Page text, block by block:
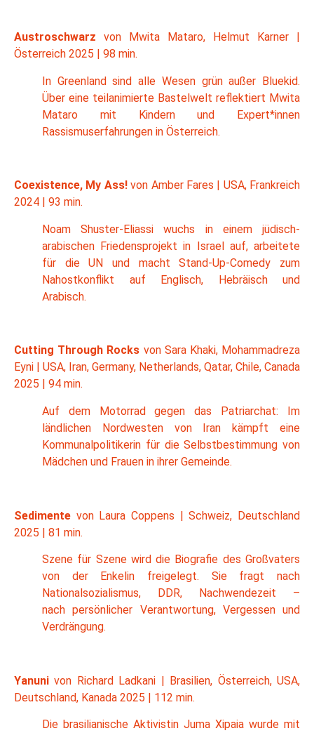
Austroschwarz von Mwita Mataro, Helmut Karner |
Österreich 2025 | 98 min.
In Greenland sind alle Wesen grün außer Bluekid.
Über eine teilanimierte Bastelwelt reflektiert Mwita
Mataro mit Kindern und Expert*innen
Rassismuserfahrungen in Österreich.
Coexistence, My Ass!von Amber Fares | USA, Frankreich
2024 | 93 min.
Noam Shuster-Eliassi wuchs in einem jüdisch-
arabischen Friedensprojekt in Israel auf, arbeitete
für die UN und macht Stand-Up-Comedy zum
Nahostkonflikt auf Englisch, Hebräisch und
Arabisch.
Cutting Through Rocks von Sara Khaki, Mohammadreza
Eyni | USA, Iran, Germany, Netherlands, Qatar, Chile, Canada
2025 | 94 min.
Auf dem Motorrad gegen das Patriarchat: Im
ländlichen Nordwesten von Iran kämpft eine
Kommunalpolitikerin für die Selbstbestimmung von
Mädchen und Frauen in ihrer Gemeinde.
Sedimente von Laura Coppens | Schweiz, Deutschland
2025 | 81 min.
Szene für Szene wird die Biografie des Großvaters
von der Enkelin freigelegt. Sie fragt nach
Nationalsozialismus, DDR, Nachwendezeit –
nach persönlicher Verantwortung, Vergessen und
Verdrängung.
Yanunivon Richard Ladkani | Brasilien, Österreich, USA,
Deutschland, Kanada 2025 | 112 min.
Die brasilianische Aktivistin Juma Xipaia wurde mit